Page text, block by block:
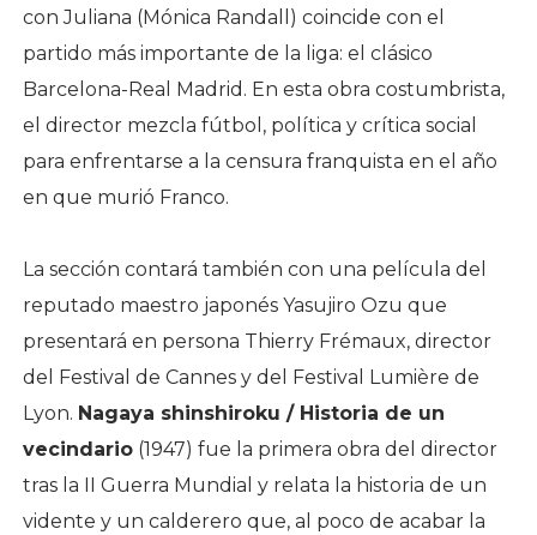
con Juliana (Mónica Randall) coincide con el
partido más importante de la liga: el clásico
Barcelona-Real Madrid. En esta obra costumbrista,
el director mezcla fútbol, política y crítica social
para enfrentarse a la censura franquista en el año
en que murió Franco.
La sección contará también con una película del
reputado maestro japonés Yasujiro Ozu que
presentará en persona Thierry Frémaux, director
del Festival de Cannes y del Festival Lumière de
Lyon. Nagaya shinshiroku / Historia de un
vecindario(1947) fue la primera obra del director
tras la II Guerra Mundial y relata la historia de un
vidente y un calderero que, al poco de acabar la